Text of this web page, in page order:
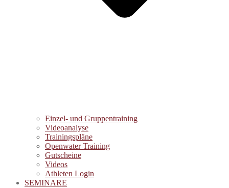
Einzel- und Gruppentraining
Videoanalyse
Trainingspläne
Openwater Training
Gutscheine
Videos
Athleten Login
SEMINARE